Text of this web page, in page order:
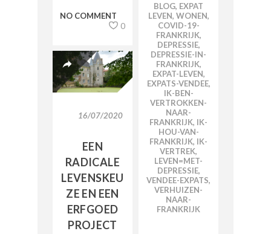
NO COMMENT
0
BLOG, EXPAT
LEVEN, WONEN,
COVID-19-
FRANKRIJK,
DEPRESSIE,
DEPRESSIE-IN-
FRANKRIJK,
EXPAT-LEVEN,
EXPATS-VENDEE,
IK-BEN-
VERTROKKEN-
NAAR-
FRANKRIJK, IK-
HOU-VAN-
FRANKRIJK, IK-
VERTREK,
LEVEN=MET-
DEPRESSIE,
VENDEE-EXPATS,
VERHUIZEN-
NAAR-
FRANKRIJK
16/07/2020
EEN
RADICALE
LEVENSKEU
ZE EN EEN
ERFGOED
PROJECT